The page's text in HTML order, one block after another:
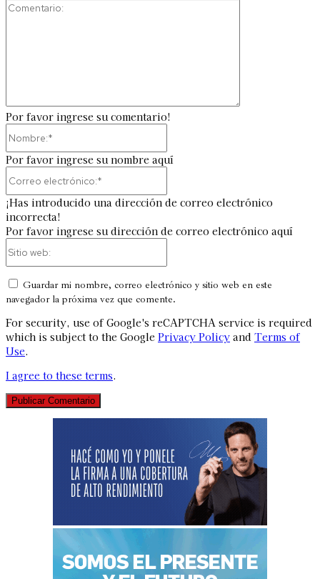
Por favor ingrese su comentario!
Por favor ingrese su nombre aquí
¡Has introducido una dirección de correo electrónico
incorrecta!
Por favor ingrese su dirección de correo electrónico aquí
Guardar mi nombre, correo electrónico y sitio web en este
navegador la próxima vez que comente.
For security, use of Google's reCAPTCHA service is required
which is subject to the Google Privacy Policy and Terms of
Use.
I agree to these terms.